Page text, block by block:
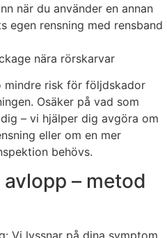
när du använder en annan
egen rensning med rensband
nära rörskarvar
mindre risk för följdskador
Osäker på vad som
– vi hjälper dig avgöra om
eller om en mer
behövs.
– metod